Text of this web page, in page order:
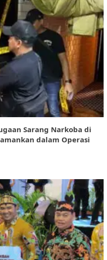
Sarang Narkoba di
dalam Operasi